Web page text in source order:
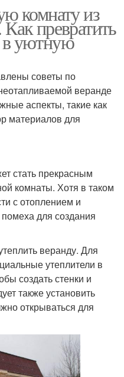
комнату из
превратить
в уютную
советы по
веранде
аспекты, такие как
материалов для
стать прекрасным
комнаты. Хотя в таком
с отоплением и
для создания
веранду. Для
утеплители в
создать стенки и
также установить
открываться для